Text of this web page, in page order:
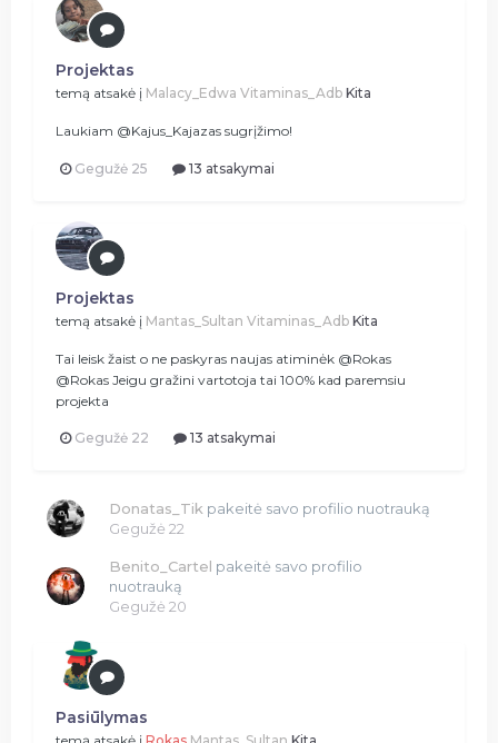
Projektas
temą atsakė į Malacy_Edwa Vitaminas_Adb Kita
Laukiam @Kajus_Kajazas sugrįžimo!
Gegužė 25 13 atsakymai
Projektas
temą atsakė į Mantas_Sultan Vitaminas_Adb Kita
Tai leisk žaist o ne paskyras naujas atiminėk @Rokas
@Rokas Jeigu gražini vartotoja tai 100% kad paremsiu
projekta
Gegužė 22 13 atsakymai
Donatas_Tik pakeitė savo profilio nuotrauką
Gegužė 22
Benito_Cartel pakeitė savo profilio
nuotrauką
Gegužė 20
Pasiūlymas